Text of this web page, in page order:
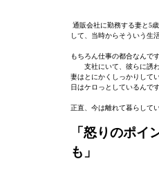
通販会社に勤務する妻と5
して、当時からそういう生
もちろん仕事の都合なんで
支社にいて、彼らに誘
妻はとにかくしっかりして
日はケロっとしているんで
正直、今は離れて暮らして
「怒りのポ
も」